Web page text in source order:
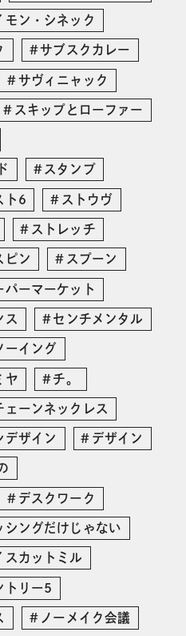
モン・シネック
サブスクカレー
サヴィニャック
スキップとローファー
スタンプ
ト6 ストウヴ
ストレッチ
ピン スプーン
パーマーケット
ス センチメンタル
ーイング
ヤ チ。
ェーンネックレス
デザイン デザイン
デスクワーク
シングだけじゃない
スカットミル
トリー5
ノーメイク会議